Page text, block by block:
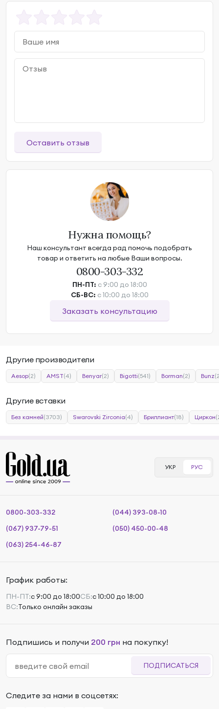
Оставить отзыв
Нужна помощь?
Наш консультант всегда рад помочь подобрать
товар и ответить на любые Ваши вопросы.
0800-303-332
ПН-ПТ: с 9:00 до 18:00
СБ-ВС: с 10:00 до 18:00
Заказать консультацию
Другие производители
Aesop(2) AMST(4) Benyar(2) Bigotti(541) Borman(2) Bunz
Другие вставки
Без камней(3703) Swarovski Zirconia(4) Бриллиант(18) Циркон
УКР РУС
0800-303-332
(044) 393-08-10
(067) 937-79-51
(050) 450-00-48
(063) 254-46-87
График работы:
ПН-ПТ:с 9:00 до 18:00СБ:с 10:00 до 18:00
ВС:Только онлайн заказы
Подпишись и получи 200 грн на покупку!
ПОДПИСАТЬСЯ
Следите за нами в соцсетях: